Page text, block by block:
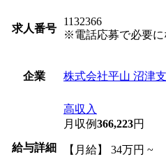
求人番号
1132366
※電話応募で必要に
企業 株式会社平山 沼津
給与詳細
高収入
月収例366,223円
【月給】 34万円 ~